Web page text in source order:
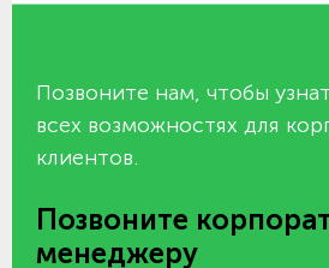
Позвоните нам, чтобы
всех возможностях для
клиентов.
Позвоните
менеджеру